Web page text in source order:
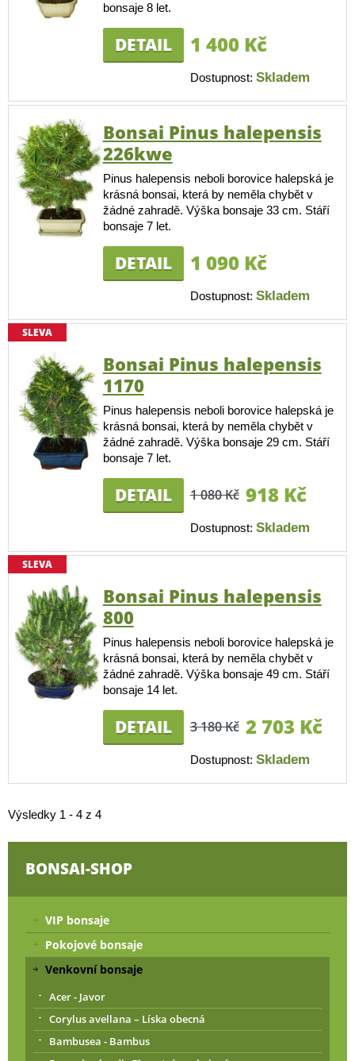
bonsaje 8 let.
DETAIL 1 400 Kč
Dostupnost: Skladem
Bonsai Pinus halepensis
226kwe
Pinus halepensis neboli borovice halepská je
krásná bonsai, která by neměla chybět v
žádné zahradě. Výška bonsaje 33 cm. Stáří
bonsaje 7 let.
DETAIL 1 090 Kč
Dostupnost: Skladem
SLEVA
Bonsai Pinus halepensis
1170
Pinus halepensis neboli borovice halepská je
krásná bonsai, která by neměla chybět v
žádné zahradě. Výška bonsaje 29 cm. Stáří
bonsaje 7 let.
DETAIL 1 080 Kč 918 Kč
Dostupnost: Skladem
SLEVA
Bonsai Pinus halepensis
800
Pinus halepensis neboli borovice halepská je
krásná bonsai, která by neměla chybět v
žádné zahradě. Výška bonsaje 49 cm. Stáří
bonsaje 14 let.
DETAIL 3 180 Kč 2 703 Kč
Dostupnost: Skladem
Výsledky 1 - 4 z 4
BONSAI-SHOP
VIP bonsaje
Pokojové bonsaje
Venkovní bonsaje
Acer - Javor
Corylus avellana – Líska obecná
Bambusea - Bambus